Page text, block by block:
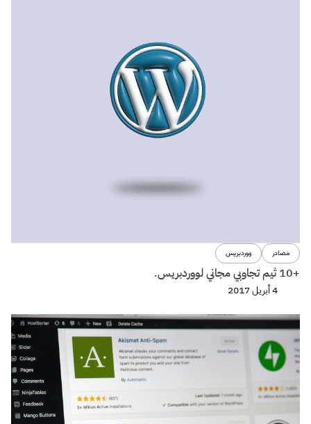
مصادر ووردبريس
+10 ثيم تجاوبي مجاني لووردبريس.
4 أبريل 2017